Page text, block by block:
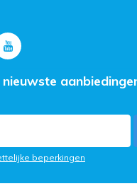
beperkingen